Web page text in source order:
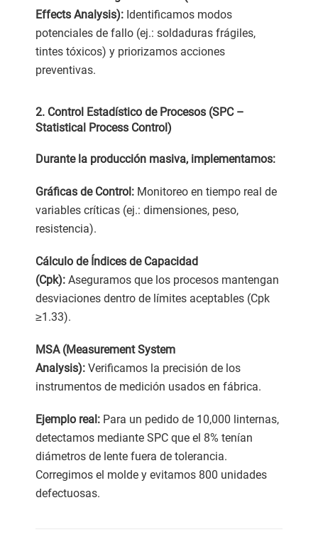
Effects Analysis): Identificamos modos
potenciales de fallo (ej.: soldaduras frágiles,
tintes tóxicos) y priorizamos acciones
preventivas.
2. Control Estadístico de Procesos (SPC –
Statistical Process Control)
Durante la producción masiva, implementamos:
Gráficas de Control: Monitoreo en tiempo real de
variables críticas (ej.: dimensiones, peso,
resistencia).
Cálculo de Índices de Capacidad
(Cpk): Aseguramos que los procesos mantengan
desviaciones dentro de límites aceptables (Cpk
≥1.33).
MSA (Measurement System
Analysis): Verificamos la precisión de los
instrumentos de medición usados en fábrica.
Ejemplo real: Para un pedido de 10,000 linternas,
detectamos mediante SPC que el 8% tenían
diámetros de lente fuera de tolerancia.
Corregimos el molde y evitamos 800 unidades
defectuosas.